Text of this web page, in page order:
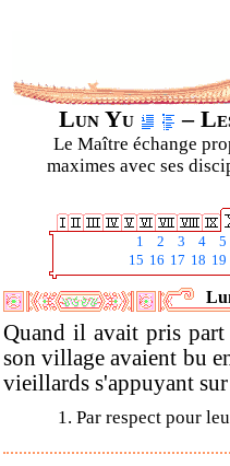
Lun Yu –
Le Maître échange
maximes avec ses
1 2 3 4
5
15 16 17 18 19
Quand il avait pris part
son village avaient bu
vieillards s'appuyant sur
1. Par respect pour